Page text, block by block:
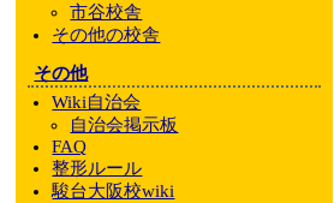
市谷校舎
その他の校舎
その他
Wiki自治会
自治会掲示板
FAQ
整形ルール
駿台大阪校wiki